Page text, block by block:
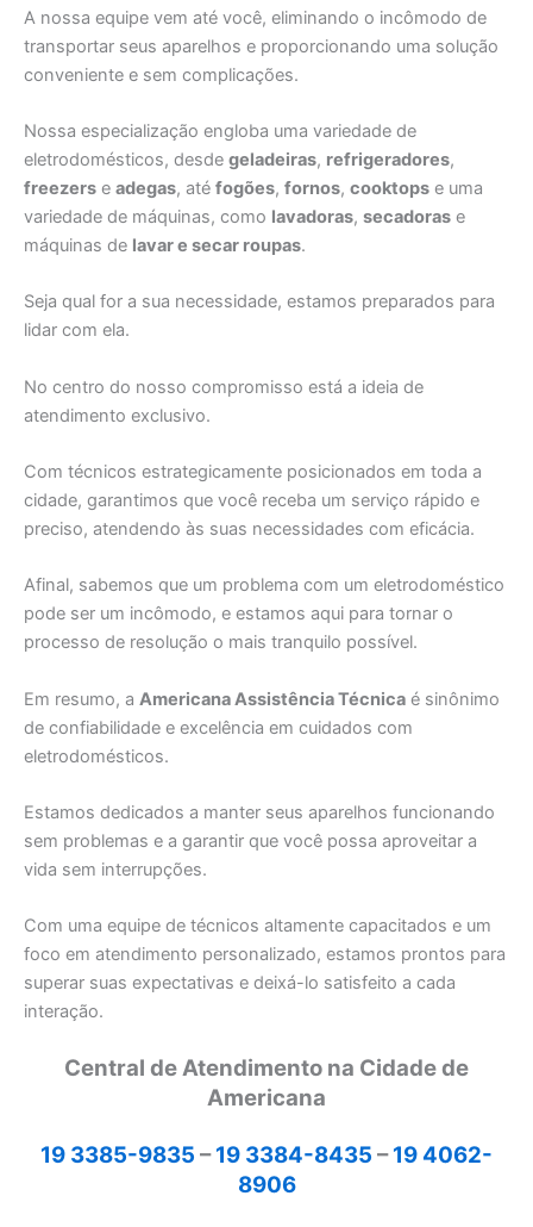
A nossa equipe vem até você, eliminando o incômodo de
transportar seus aparelhos e proporcionando uma solução
conveniente e sem complicações.
Nossa especialização engloba uma variedade de
eletrodomésticos, desde geladeiras, refrigeradores,
freezers e adegas, até fogões, fornos, cooktops e uma
variedade de máquinas, como lavadoras, secadoras e
máquinas de lavar e secar roupas.
Seja qual for a sua necessidade, estamos preparados para
lidar com ela.
No centro do nosso compromisso está a ideia de
atendimento exclusivo.
Com técnicos estrategicamente posicionados em toda a
cidade, garantimos que você receba um serviço rápido e
preciso, atendendo às suas necessidades com eficácia.
Afinal, sabemos que um problema com um eletrodoméstico
pode ser um incômodo, e estamos aqui para tornar o
processo de resolução o mais tranquilo possível.
Em resumo, a Americana Assistência Técnica é sinônimo
de confiabilidade e excelência em cuidados com
eletrodomésticos.
Estamos dedicados a manter seus aparelhos funcionando
sem problemas e a garantir que você possa aproveitar a
vida sem interrupções.
Com uma equipe de técnicos altamente capacitados e um
foco em atendimento personalizado, estamos prontos para
superar suas expectativas e deixá-lo satisfeito a cada
interação.
Central de Atendimento na Cidade de
Americana
19 3385-9835 –19 3384-8435 –19 4062-
8906